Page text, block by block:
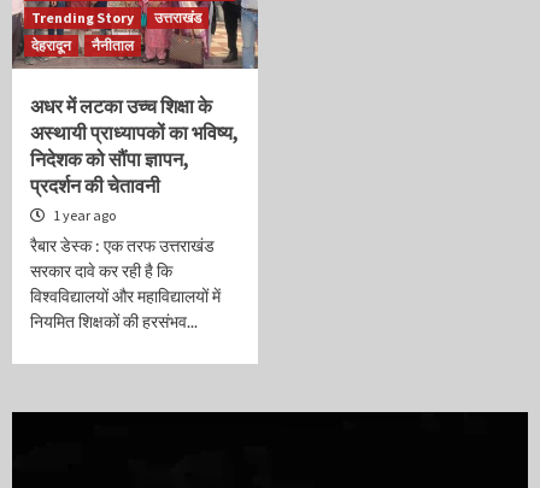
Trending Story
उत्तराखंड
देहरादून
नैनीताल
अधर में लटका उच्च शिक्षा के
अस्थायी प्राध्यापकों का भविष्य,
निदेशक को सौंपा ज्ञापन,
प्रदर्शन की चेतावनी
1 year ago
रैबार डेस्क : एक तरफ उत्तराखंड
सरकार दावे कर रही है कि
विश्वविद्यालयों और महाविद्यालयों में
नियमित शिक्षकों की हरसंभव...